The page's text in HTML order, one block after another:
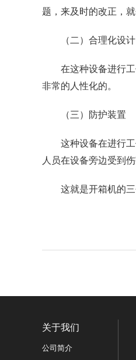
题，来及时的改正，
（二）合理化设计
在这种设备进行
非常的人性化的。
（三）防护装置
这种设备在进行
人员在设备旁边受到
这就是开箱机的
关于我们
公司简介